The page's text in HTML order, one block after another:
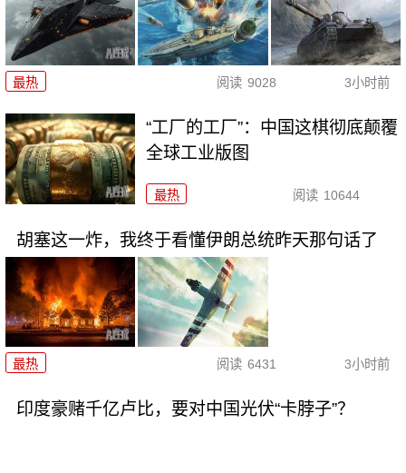
最热 阅读 9028 3小时前
“工厂的工厂”：中国这棋彻底颠覆
全球工业版图
最热 阅读 10644
胡塞这一炸，我终于看懂伊朗总统昨天那句话了
最热 阅读 6431 3小时前
印度豪赌千亿卢比，要对中国光伏“卡脖子”？